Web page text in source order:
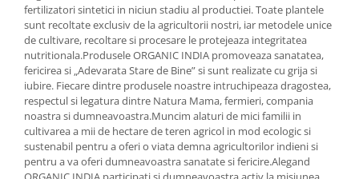
fertilizatori sintetici in niciun stadiu al productiei. Toate plantele
sunt recoltate exclusiv de la agricultorii nostri, iar metodele unice
de cultivare, recoltare si procesare le protejeaza integritatea
nutritionala.Produsele ORGANIC INDIA promoveaza sanatatea,
fericirea si „Adevarata Stare de Bine” si sunt realizate cu grija si
iubire. Fiecare dintre produsele noastre intruchipeaza dragostea,
respectul si legatura dintre Natura Mama, fermieri, compania
noastra si dumneavoastra.Muncim alaturi de mici familii in
cultivarea a mii de hectare de teren agricol in mod ecologic si
sustenabil pentru a oferi o viata demna agricultorilor indieni si
pentru a va oferi dumneavoastra sanatate si fericire.Alegand